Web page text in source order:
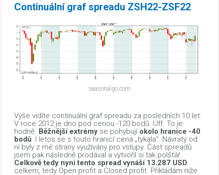
Continuální graf spreadu ZSH22-ZSF22
seasonalgo.com
Výše vidíte continuální graf spreadu za posledních 10 let.
V roce 2012 je dno pod cenou -120 bodů. Uff. To je
hodně. Běžnější extrémy se pohybují okolo hranice -40
bodů . I letos se s touto hranicí cena „tykala“. Návraty od
ní byly z mé strany využívány pro vstupy. Část spreadů
jsem pak následně prodával a vytvořil si tak polštář.
Celkově tedy nyní tento spread vynáší 13.287 USD
celkem, tedy Open profit a Closed profit. Přikládám níže